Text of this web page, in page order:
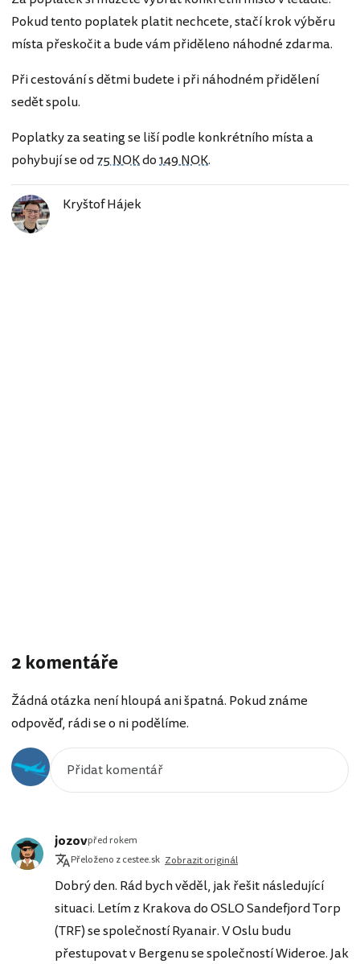
Pokud tento poplatek platit nechcete, stačí krok výběru
místa přeskočit a bude vám přiděleno náhodné zdarma.
Při cestování s dětmi budete i při náhodném přidělení
sedět spolu.
Poplatky za seating se liší podle konkrétního místa a
pohybují se od75 NOKdo149 NOK.
Kryštof Hájek
2 komentáře
Žádná otázka není hloupá ani špatná. Pokud známe
odpověď, rádi se o ni podělíme.
jozovpřed rokem
Přeloženo z cestee.sk Zobrazit originál
Dobrý den. Rád bych věděl, jak řešit následující
situaci. Letím z Krakova do OSLO Sandefjord Torp
(TRF) se společností Ryanair. V Oslu budu
přestupovat v Bergenu se společností Wideroe. Jak